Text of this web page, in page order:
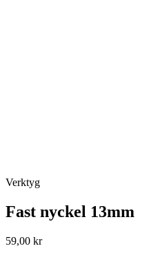
Verktyg
Fast nyckel 13mm
59,00 kr